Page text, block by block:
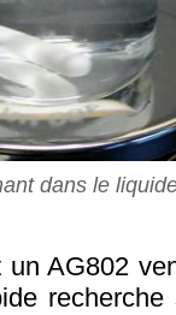
dans le
AG802